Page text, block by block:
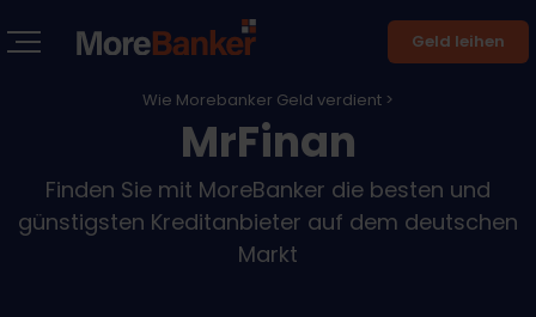
Geld leihen
Wie Morebanker Geld verdient >
MrFinan
Finden Sie mit MoreBanker die besten und
günstigsten Kreditanbieter auf dem deutschen
Markt